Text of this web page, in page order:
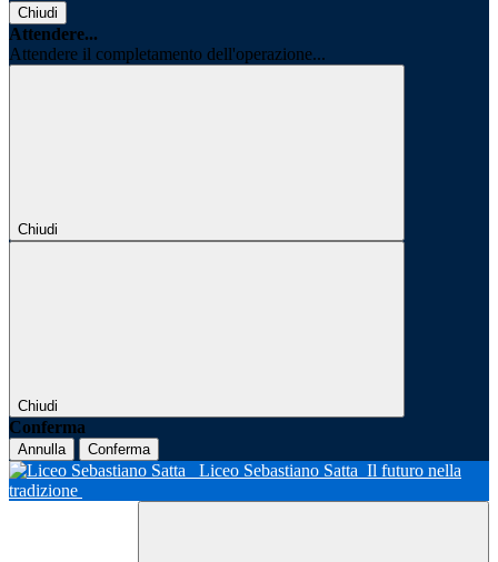
Chiudi
Attendere...
Attendere il completamento dell'operazione...
Chiudi
Chiudi
Conferma
Annulla Conferma
Liceo Sebastiano Satta Il futuro nella
tradizione